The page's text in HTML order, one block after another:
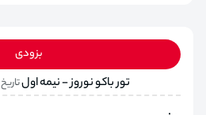
بزودی
تور باکو نوروز - نیمه اولتاریخ